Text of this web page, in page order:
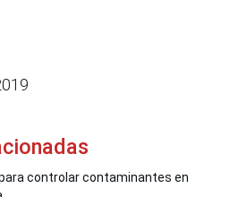
controlar contaminantes en